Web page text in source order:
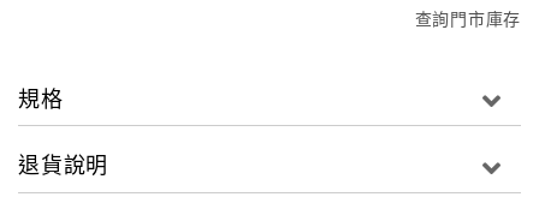
查詢門市庫存
規格
退貨說明